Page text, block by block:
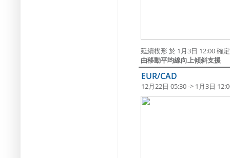
延續楔形 於 1月3日 12:00 確
由移動平均線向上傾斜支援
EUR/CAD
12月22日 05:30 -> 1月3日